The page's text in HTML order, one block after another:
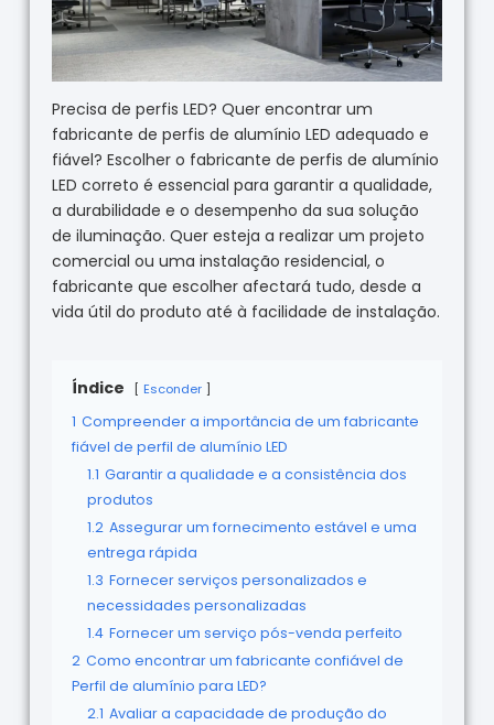
Precisa de perfis LED? Quer encontrar um
fabricante de perfis de alumínio LED adequado e
fiável? Escolher o fabricante de perfis de alumínio
LED correto é essencial para garantir a qualidade,
a durabilidade e o desempenho da sua solução
de iluminação. Quer esteja a realizar um projeto
comercial ou uma instalação residencial, o
fabricante que escolher afectará tudo, desde a
vida útil do produto até à facilidade de instalação.
Índice Esconder
1 Compreender a importância de um fabricante
fiável de perfil de alumínio LED
1.1 Garantir a qualidade e a consistência dos
produtos
1.2 Assegurar um fornecimento estável e uma
entrega rápida
1.3 Fornecer serviços personalizados e
necessidades personalizadas
1.4 Fornecer um serviço pós-venda perfeito
2 Como encontrar um fabricante confiável de
Perfil de alumínio para LED?
2.1 Avaliar a capacidade de produção do